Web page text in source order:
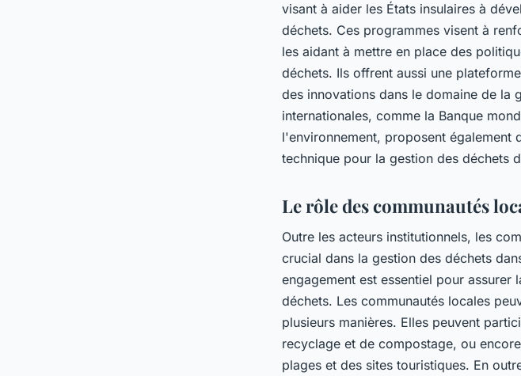
visant à aider les États insulaires à
déchets. Ces programmes visent à
les aidant à mettre en place des
déchets. Ils offrent aussi une
des innovations dans le domaine de la
internationales, comme la Banque
l'environnement, proposent également
technique pour la gestion des déchets
Le rôle des communautés
Outre les acteurs institutionnels, les
crucial dans la gestion des déchets
engagement est essentiel pour
déchets. Les communautés locales
plusieurs manières. Elles peuvent
recyclage et de compostage, ou
plages et des sites touristiques. En